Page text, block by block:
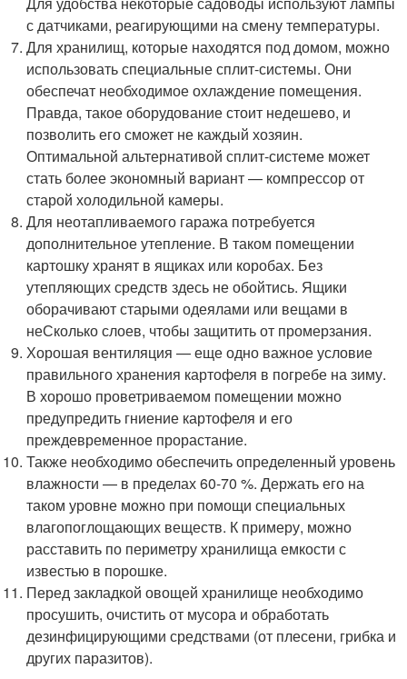
с датчиками, реагирующими на смену температуры.
Для хранилищ, которые находятся под домом, можно
использовать специальные сплит-системы. Они
обеспечат необходимое охлаждение помещения.
Правда, такое оборудование стоит недешево, и
позволить его сможет не каждый хозяин.
Оптимальной альтернативой сплит-системе может
стать более экономный вариант — компрессор от
старой холодильной камеры.
Для неотапливаемого гаража потребуется
дополнительное утепление. В таком помещении
картошку хранят в ящиках или коробах. Без
утепляющих средств здесь не обойтись. Ящики
оборачивают старыми одеялами или вещами в
неСколько слоев, чтобы защитить от промерзания.
Хорошая вентиляция — еще одно важное условие
правильного хранения картофеля в погребе на зиму.
В хорошо проветриваемом помещении можно
предупредить гниение картофеля и его
преждевременное прорастание.
Также необходимо обеспечить определенный уровень
влажности — в пределах 60-70 %. Держать его на
таком уровне можно при помощи специальных
влагопоглощающих веществ. К примеру, можно
расставить по периметру хранилища емкости с
известью в порошке.
Перед закладкой овощей хранилище необходимо
просушить, очистить от мусора и обработать
дезинфицирующими средствами (от плесени, грибка и
других паразитов).